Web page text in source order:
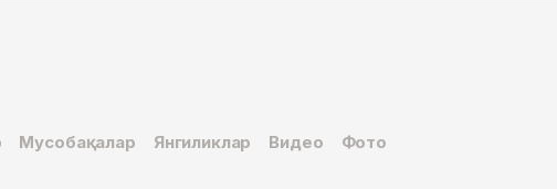
Мусобақалар Янгиликлар Видео Фото